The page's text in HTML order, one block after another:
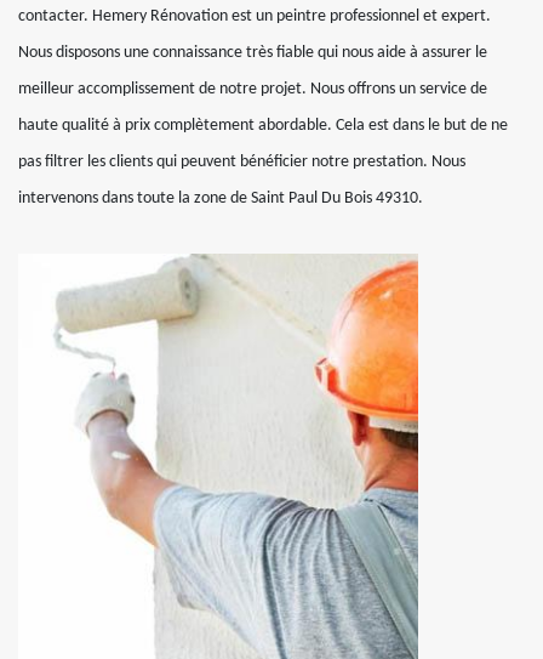
contacter. Hemery Rénovation est un peintre professionnel et expert.
Nous disposons une connaissance très fiable qui nous aide à assurer le
meilleur accomplissement de notre projet. Nous offrons un service de
haute qualité à prix complètement abordable. Cela est dans le but de ne
pas filtrer les clients qui peuvent bénéficier notre prestation. Nous
intervenons dans toute la zone de Saint Paul Du Bois 49310.